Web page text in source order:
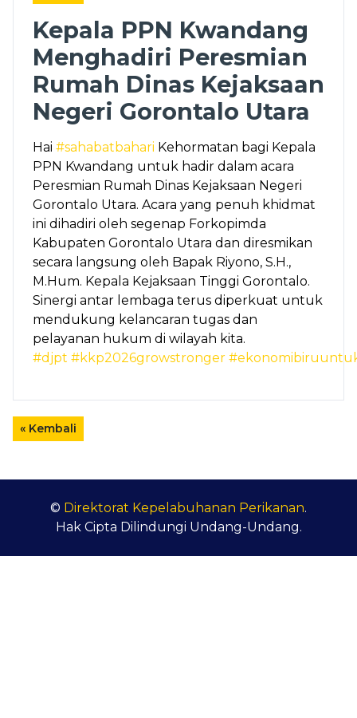
Kepala PPN Kwandang
Menghadiri Peresmian
Rumah Dinas Kejaksaan
Negeri Gorontalo Utara
Hai #sahabatbahari Kehormatan bagi Kepala
PPN Kwandang untuk hadir dalam acara
Peresmian Rumah Dinas Kejaksaan Negeri
Gorontalo Utara. Acara yang penuh khidmat
ini dihadiri oleh segenap Forkopimda
Kabupaten Gorontalo Utara dan diresmikan
secara langsung oleh Bapak Riyono, S.H.,
M.Hum. Kepala Kejaksaan Tinggi Gorontalo.
Sinergi antar lembaga terus diperkuat untuk
mendukung kelancaran tugas dan
pelayanan hukum di wilayah kita.
#djpt #kkp2026growstronger
« Kembali
© Direktorat Kepelabuhanan Perikanan.
Hak Cipta Dilindungi Undang-Undang.